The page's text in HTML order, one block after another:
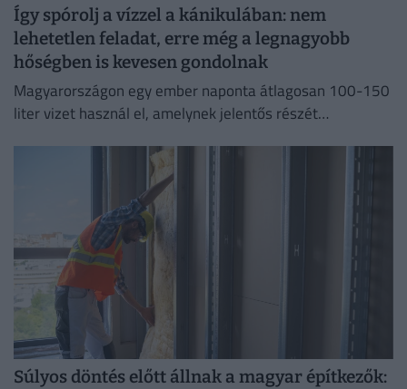
Így spórolj a vízzel a kánikulában: nem
lehetetlen feladat, erre még a legnagyobb
hőségben is kevesen gondolnak
Magyarországon egy ember naponta átlagosan 100-150
liter vizet használ el, amelynek jelentős részét
Súlyos döntés előtt állnak a magyar építkezők: